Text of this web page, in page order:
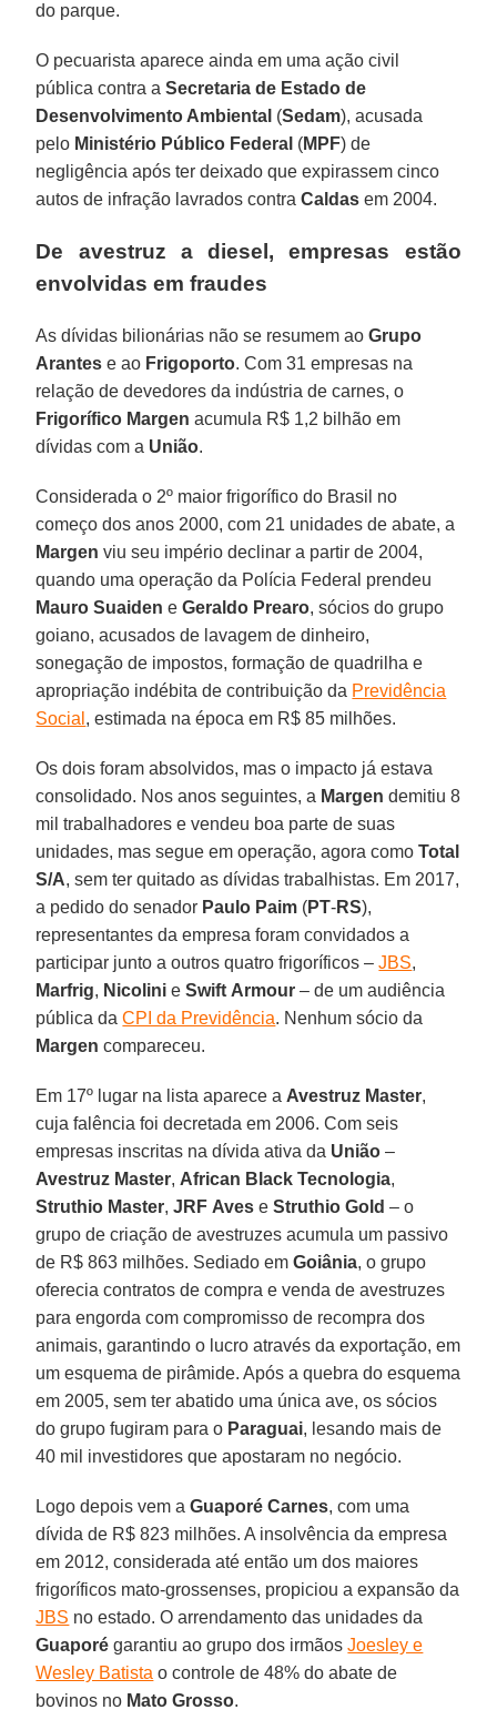
do parque.
O pecuarista aparece ainda em uma ação civil
pública contra aSecretaria de Estado de
Desenvolvimento Ambiental (Sedam), acusada
pelo Ministério Público Federal (MPF) de
negligência após ter deixado que expirassem cinco
autos de infração lavrados contraCaldas em 2004.
De avestruz a diesel, empresas estão
envolvidas em fraudes
As dívidas bilionárias não se resumem aoGrupo
Arantes e ao Frigoporto. Com 31 empresas na
relação de devedores da indústria de carnes, o
Frigorífico Margen acumula R$ 1,2 bilhão em
dívidas com a União.
Considerada o 2º maior frigorífico do Brasil no
começo dos anos 2000, com 21 unidades de abate, a
Margen viu seu império declinar a partir de 2004,
quando uma operação da Polícia Federal prendeu
Mauro Suaiden e Geraldo Prearo, sócios do grupo
goiano, acusados de lavagem de dinheiro,
sonegação de impostos, formação de quadrilha e
apropriação indébita de contribuição da Previdência
Social , estimada na época em R$ 85 milhões.
Os dois foram absolvidos, mas o impacto já estava
consolidado. Nos anos seguintes, a Margen demitiu 8
mil trabalhadores e vendeu boa parte de suas
unidades, mas segue em operação, agora comoTotal
S/A, sem ter quitado as dívidas trabalhistas. Em 2017,
a pedido do senador Paulo Paim (PT-RS),
representantes da empresa foram convidados a
participar junto a outros quatro frigoríficos –JBS,
Marfrig, Nicolini eSwift Armour – de um audiência
pública daCPI da Previdência. Nenhum sócio da
Margen compareceu.
Em 17º lugar na lista aparece a Avestruz Master,
cuja falência foi decretada em 2006. Com seis
empresas inscritas na dívida ativa da União –
Avestruz Master, African Black Tecnologia,
Struthio Master,JRF Aves eStruthio Gold – o
grupo de criação de avestruzes acumula um passivo
de R$ 863 milhões. Sediado emGoiânia, o grupo
oferecia contratos de compra e venda de avestruzes
para engorda com compromisso de recompra dos
animais, garantindo o lucro através da exportação, em
um esquema de pirâmide. Após a quebra do esquema
em 2005, sem ter abatido uma única ave, os sócios
do grupo fugiram para o Paraguai, lesando mais de
40 mil investidores que apostaram no negócio.
Logo depois vem aGuaporé Carnes, com uma
dívida de R$ 823 milhões. A insolvência da empresa
em 2012, considerada até então um dos maiores
frigoríficos mato-grossenses, propiciou a expansão da
JBS no estado. O arrendamento das unidades da
Guaporé garantiu ao grupo dos irmãosJoesley e
Wesley Batista o controle de 48% do abate de
bovinos no Mato Grosso.